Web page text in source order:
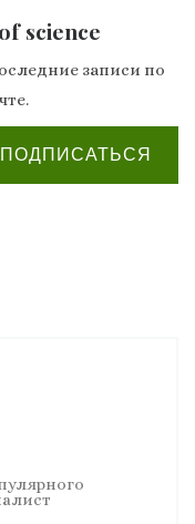
science
записи по
почты…
ПОДПИСАТЬСЯ